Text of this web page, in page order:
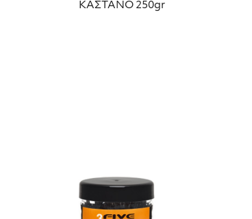
ΚΑΣΤΑΝΟ 250gr